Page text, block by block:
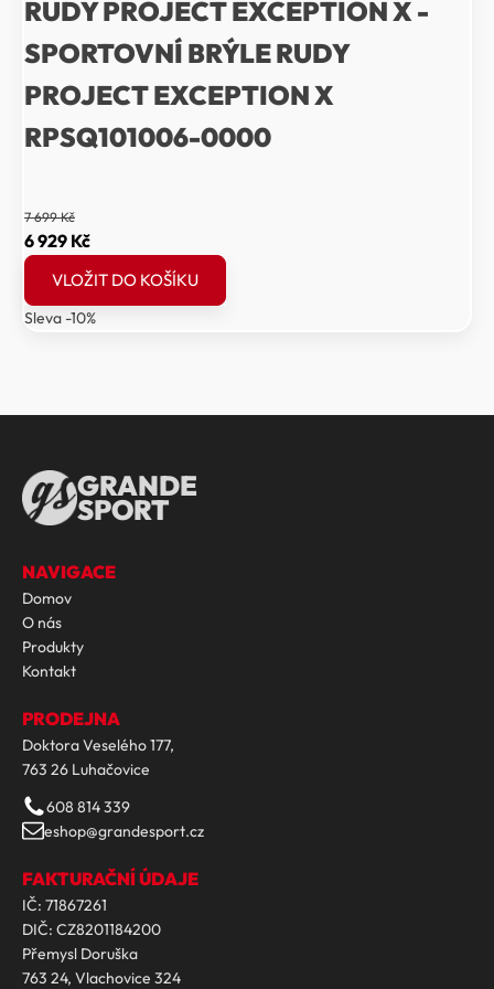
RUDY PROJECT EXCEPTION X -
SPORTOVNÍ BRÝLE RUDY
PROJECT EXCEPTION X
RPSQ101006-0000
7 699Kč
Původní
cena
byla:
7
6 929 KčAktuální
cena
6
VLOŽIT DO KOŠÍKU
Sleva -10%
GRANDE
SPORT
NAVIGACE
Domov
O nás
Produkty
Kontakt
PRODEJNA
Doktora Veselého 177,
763 26 Luhačovice
608 814 339
eshop@grandesport.cz
FAKTURAČNÍ ÚDAJE
IČ: 71867261
DIČ: CZ8201184200
Přemysl Doruška
763 24, Vlachovice 324